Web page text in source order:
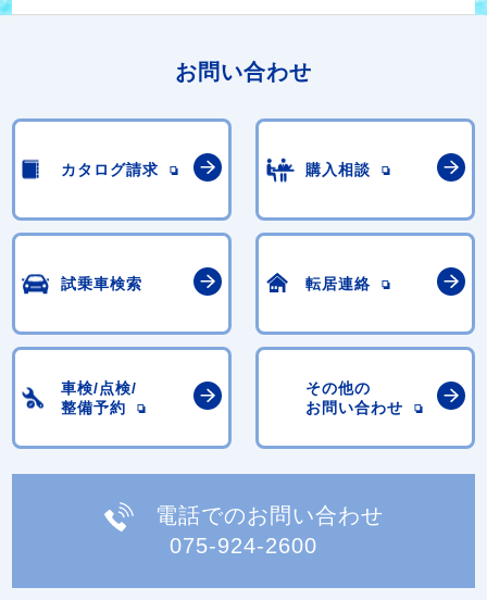
お問い合わせ
カタログ請求 購入相談
試乗車検索 転居連絡
車検/点検/
整備予約
その他の
お問い合わせ
電話でのお問い合わせ
075-924-2600